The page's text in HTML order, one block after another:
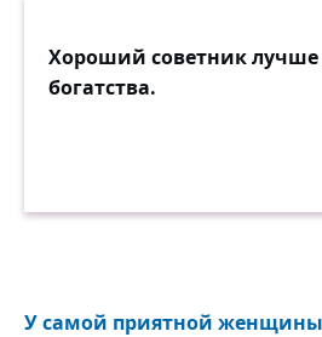
Хороший советник лучше
богатства.
У самой приятной женщины